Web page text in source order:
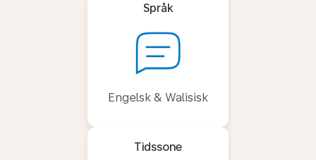
Språk
Engelsk & Walisisk
Tidssone